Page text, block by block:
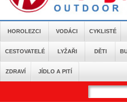
HOROLEZCI VODÁCI CYKLISTÉ
CESTOVATELÉ LYŽAŘI DĚTI
ZDRAVÍ JÍDLO A PITÍ